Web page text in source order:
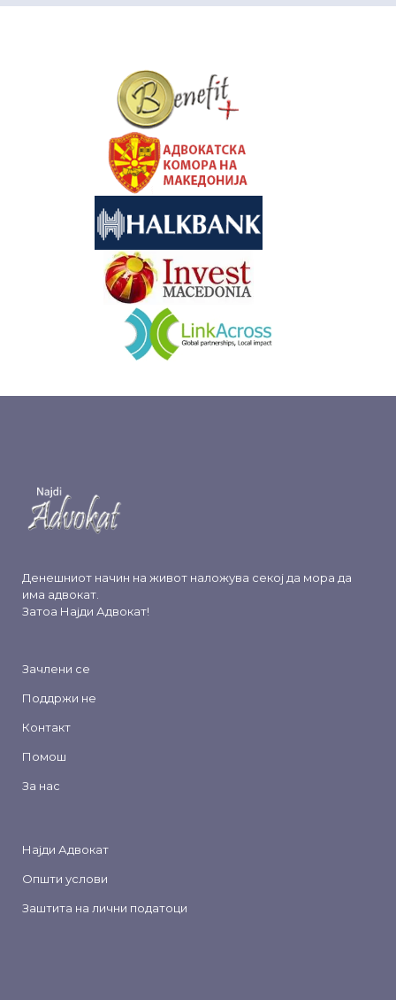
Денешниот начин на живот наложува секој да мора да
има адвокат.
Затоа Најди Адвокат!
Зачлени се
Поддржи не
Контакт
Помош
За нас
Најди Адвокат
Општи услови
Заштита на лични податоци